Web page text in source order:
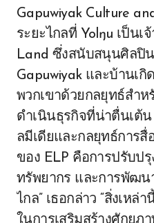
Gapuwiyak Culture
ระยะไกลที่ Yolŋu เป็นเ
Land ซึ่งสนับสนุนศิลปิ
Gapuwiyak และบ้านเ
พวกเขาด้วยกลยุทธ์สำห
ดำเนินธุรกิจที่น่าตื่นเต้
ลมีเดียและกลยุทธ์การสื่
ของ ELP คือการปรับปรุ
ทรัพยากร และการพัฒ
ไกล” เธอกล่าว “สิ่งเห
ในการเสริมสร้างศักยภ